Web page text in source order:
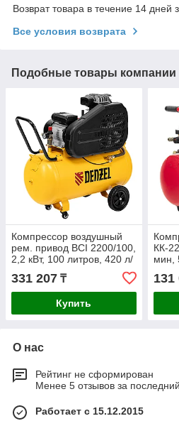
Возврат товара в течение 14 дней
Все условия возврата
Подобные товары компании
Компрессор воздушный
рем. привод BCI 2200/100,
2,2 кВт, 100 литров, 420 л/
мин Denzel
331 207 ₸
Купить
КК-
мин,
131
О нас
Рейтинг не сформирован
Менее 5 отзывов за
Работает с 15.12.2015